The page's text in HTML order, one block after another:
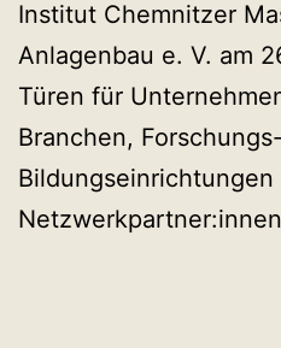
Institut Chemnitzer
Anlagenbau e. V. am
Türen für
Branchen,
Bildungseinrichtungen